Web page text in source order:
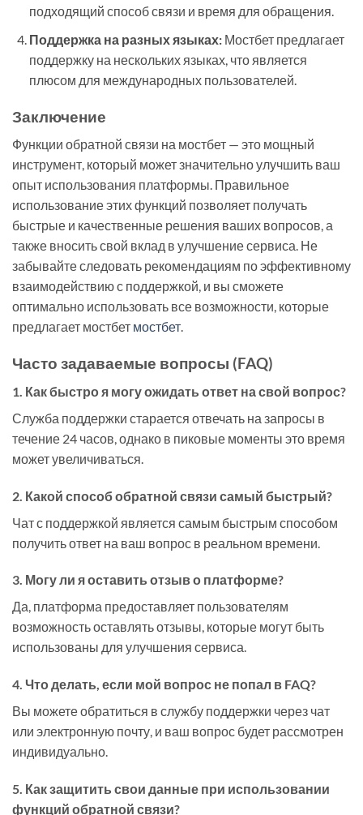
подходящий способ связи и время для обращения.
Поддержка на разных языках:Мостбет предлагает
поддержку на нескольких языках, что является
плюсом для международных пользователей.
Заключение
Функции обратной связи на мостбет — это мощный
инструмент, который может значительно улучшить ваш
опыт использования платформы. Правильное
использование этих функций позволяет получать
быстрые и качественные решения ваших вопросов, а
также вносить свой вклад в улучшение сервиса. Не
забывайте следовать рекомендациям по эффективному
взаимодействию с поддержкой, и вы сможете
оптимально использовать все возможности, которые
предлагает мостбет мостбет.
Часто задаваемые вопросы (FAQ)
1. Как быстро я могу ожидать ответ на свой вопрос?
Служба поддержки старается отвечать на запросы в
течение 24 часов, однако в пиковые моменты это время
может увеличиваться.
2. Какой способ обратной связи самый быстрый?
Чат с поддержкой является самым быстрым способом
получить ответ на ваш вопрос в реальном времени.
3. Могу ли я оставить отзыв о платформе?
Да, платформа предоставляет пользователям
возможность оставлять отзывы, которые могут быть
использованы для улучшения сервиса.
4. Что делать, если мой вопрос не попал в FAQ?
Вы можете обратиться в службу поддержки через чат
или электронную почту, и ваш вопрос будет рассмотрен
индивидуально.
5. Как защитить свои данные при использовании
функций обратной связи?